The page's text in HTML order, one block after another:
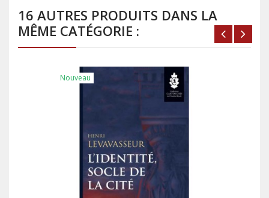
16 AUTRES PRODUITS DANS LA
MÊME CATÉGORIE :
Nouveau